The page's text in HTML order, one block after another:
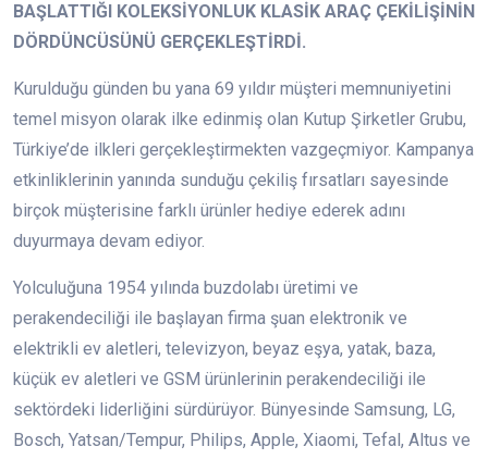
BAŞLATTIĞI KOLEKSİYONLUK KLASİK ARAÇ ÇEKİLİŞİNİN
DÖRDÜNCÜSÜNÜ GERÇEKLEŞTİRDİ.
Kurulduğu günden bu yana 69 yıldır müşteri memnuniyetini
temel misyon olarak ilke edinmiş olan Kutup Şirketler Grubu,
Türkiye’de ilkleri gerçekleştirmekten vazgeçmiyor. Kampanya
etkinliklerinin yanında sunduğu çekiliş fırsatları sayesinde
birçok müşterisine farklı ürünler hediye ederek adını
duyurmaya devam ediyor.
Yolculuğuna 1954 yılında buzdolabı üretimi ve
perakendeciliği ile başlayan firma şuan elektronik ve
elektrikli ev aletleri, televizyon, beyaz eşya, yatak, baza,
küçük ev aletleri ve GSM ürünlerinin perakendeciliği ile
sektördeki liderliğini sürdürüyor. Bünyesinde Samsung, LG,
Bosch, Yatsan/Tempur, Philips, Apple, Xiaomi, Tefal, Altus ve